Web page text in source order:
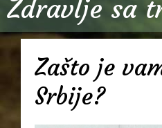
Zdravlje sa
Zašto je
Srbije?